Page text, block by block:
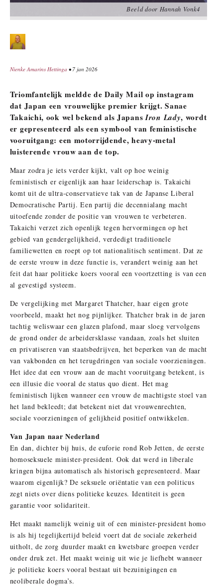
Beeld door Hannah Vonk4
Nienke Amarins Hettinga • 7 jan 2026
Triomfantelijk meldde de Daily Mail op instagram
dat Japan een vrouwelijke premier krijgt. Sanae
Takaichi, ook wel bekend als JapansIron Lady, wordt
er gepresenteerd als een symbool van feministische
vooruitgang: een motorrijdende, heavy-metal
luisterende vrouw aan de top.
Maar zodra je iets verder kijkt, valt op hoe weinig
feministisch er eigenlijk aan haar leiderschap is. Takaichi
komt uit de ultra-conservatieve tak van de Japanse Liberal
Democratische Partij. Een partij die decennialang macht
uitoefende zonder de positie van vrouwen te verbeteren.
Takaichi verzet zich openlijk tegen hervormingen op het
gebied van gendergelijkheid, verdedigt traditionele
familiewetten en roept op tot nationalitisch sentiment. Dat ze
de eerste vrouw in deze functie is, verandert weinig aan het
feit dat haar politieke koers vooral een voortzetting is van een
al gevestigd systeem.
De vergelijking met Margaret Thatcher, haar eigen grote
voorbeeld, maakt het nog pijnlijker. Thatcher brak in de jaren
tachtig weliswaar een glazen plafond, maar sloeg vervolgens
de grond onder de arbeidersklasse vandaan, zoals het sluiten
en privatiseren van staatsbedrijven, het beperken van de macht
van vakbonden en het terugdringen van sociale voorzieningen.
Het idee dat een vrouw aan de macht vooruitgang betekent, is
een illusie die vooral de status quo dient. Het mag
feministisch lijken wanneer een vrouw de machtigste stoel van
het land bekleedt; dat betekent niet dat vrouwenrechten,
sociale voorzieningen of gelijkheid positief ontwikkelen.
Van Japan naar Nederland
En dan, dichter bij huis, de euforie rond Rob Jetten, de eerste
homoseksuele minister-president. Ook dat werd in liberale
kringen bijna automatisch als historisch gepresenteerd. Maar
waarom eigenlijk? De seksuele oriëntatie van een politicus
zegt niets over diens politieke keuzes. Identiteit is geen
garantie voor solidariteit.
Het maakt namelijk weinig uit of een minister-president homo
is als hij tegelijkertijd beleid voert dat de sociale zekerheid
uitholt, de zorg duurder maakt en kwetsbare groepen verder
onder druk zet. Het maakt weinig uit wie je liefhebt wanneer
je politieke koers vooral bestaat uit bezuinigingen en
neoliberale dogma’s.